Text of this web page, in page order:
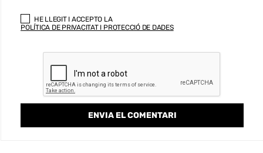
HE LLEGIT I ACCEPTO LA
POLÍTICA DE PRIVACITAT I PROTECCIÓ DE DADES